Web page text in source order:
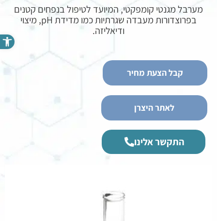
מערבל מגנטי קומפקטי, המיועד לטיפול בנפחים קטנים
בפרוצדורות מעבדה שגרתיות כמו מדידת pH, מיצוי
ודיאליזה.
קבל הצעת מחיר
לאתר היצרן
התקשר אלינו
פתח סרגל נגישות